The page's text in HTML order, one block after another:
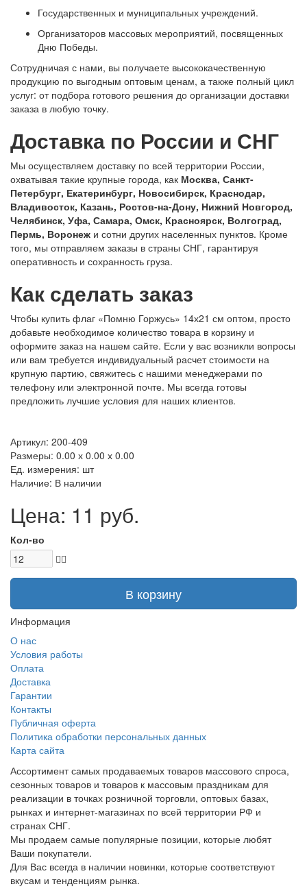
Государственных и муниципальных учреждений.
Организаторов массовых мероприятий, посвященных
Дню Победы.
Сотрудничая с нами, вы получаете высококачественную
продукцию по выгодным оптовым ценам, а также полный цикл
услуг: от подбора готового решения до организации доставки
заказа в любую точку.
Доставка по России и СНГ
Мы осуществляем доставку по всей территории России,
охватывая такие крупные города, как Москва, Санкт-
Петербург, Екатеринбург, Новосибирск, Краснодар,
Владивосток, Казань, Ростов-на-Дону, Нижний Новгород,
Челябинск, Уфа, Самара, Омск, Красноярск, Волгоград,
Пермь, Воронеж и сотни других населенных пунктов. Кроме
того, мы отправляем заказы в страны СНГ, гарантируя
оперативность и сохранность груза.
Как сделать заказ
Чтобы купить флаг «Помню Горжусь» 14х21 см оптом, просто
добавьте необходимое количество товара в корзину и
оформите заказ на нашем сайте. Если у вас возникли вопросы
или вам требуется индивидуальный расчет стоимости на
крупную партию, свяжитесь с нашими менеджерами по
телефону или электронной почте. Мы всегда готовы
предложить лучшие условия для наших клиентов.
Артикул: 200-409
Размеры: 0.00 х 0.00 х 0.00
Ед. измерения: шт
Наличие: В наличии
Цена: 11 руб.
Кол-во
В корзину
Информация
О нас
Условия работы
Оплата
Доставка
Гарантии
Контакты
Публичная оферта
Политика обработки персональных данных
Карта сайта
Ассортимент самых продаваемых товаров массового спроса,
сезонных товаров и товаров к массовым праздникам для
реализации в точках розничной торговли, оптовых базах,
рынках и интернет-магазинах по всей территории РФ и
странах СНГ.
Мы продаем самые популярные позиции, которые любят
Ваши покупатели.
Для Вас всегда в наличии новинки, которые соответствуют
вкусам и тенденциям рынка.